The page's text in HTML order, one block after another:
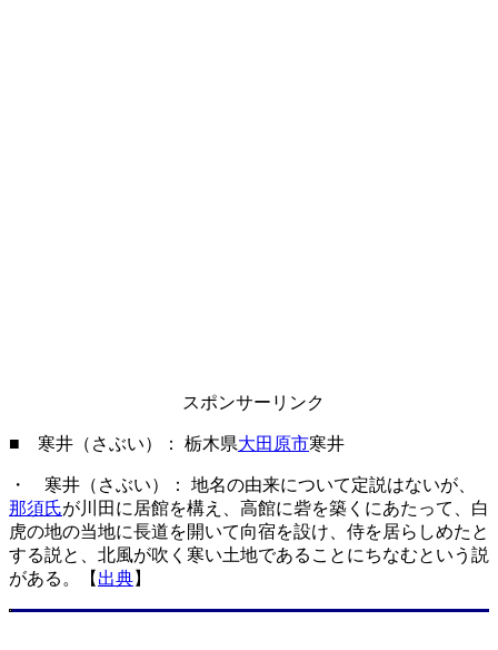
スポンサーリンク
■ 寒井（さぶい）： 栃木県大田原市寒井
・ 寒井（さぶい）： 地名の由来について定説はないが、
那須氏が川田に居館を構え、高館に砦を築くにあたって、白
虎の地の当地に長道を開いて向宿を設け、侍を居らしめたと
する説と、北風が吹く寒い土地であることにちなむという説
がある。【 出典】